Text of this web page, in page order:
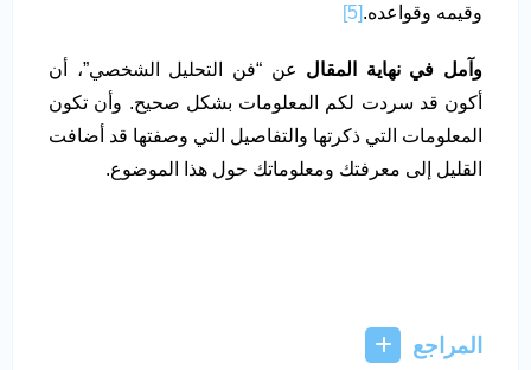
وقيمه وقواعده.[5]
وآمل في نهاية المقال عن “فن التحليل الشخصي”، أن
أكون قد سردت لكم المعلومات بشكل صحيح. وأن تكون
المعلومات التي ذكرتها والتفاصيل التي وصفتها قد أضافت
القليل إلى معرفتك ومعلوماتك حول هذا الموضوع.
المراجع